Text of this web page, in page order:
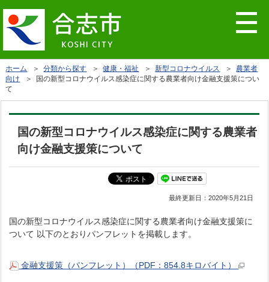
ホーム ＞分類から探す ＞健康・福祉 ＞新型コロナウイルス ＞ 農業者
向け
＞ 国の新型コロナウイルス感染症に関する農業者向け金融支援策につい
て
国の新型コロナウイルス感染症に関する農業者
向け金融支援策について
最終更新日：2020年5月21日
国の新型コロナウイルス感染症に関する農業者向け金融支援策に
ついて 以下のとおりパンフレットを掲載します。
金融支援策（パンフレット）（PDF：854.8キロバイト）